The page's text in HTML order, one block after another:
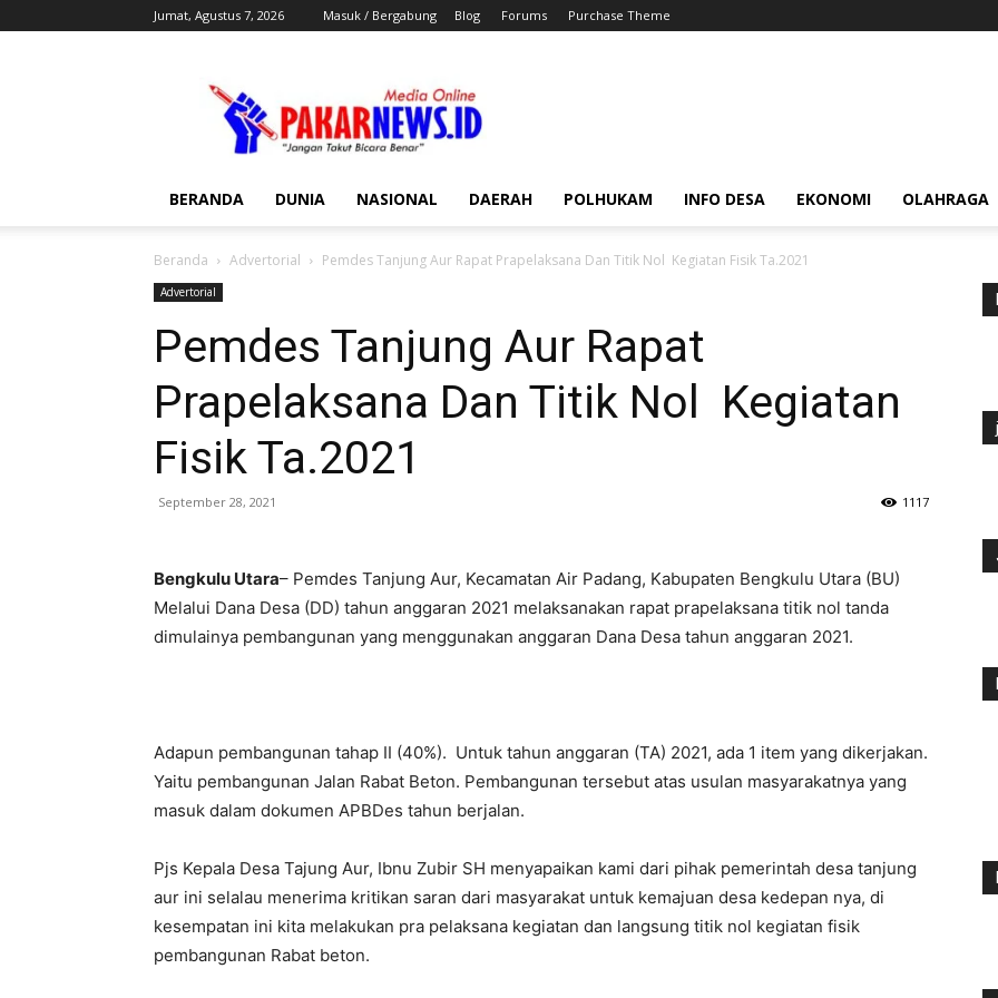
Jumat, Agustus 7, 2026 Masuk / Bergabung Blog Forums Purchase Theme
BERANDA DUNIA NASIONAL DAERAH POLHUKAM INFO DESA EKONOMI OLAHRAGA
Beranda Advertorial Pemdes Tanjung Aur Rapat Prapelaksana Dan Titik Nol Kegiatan Fisik Ta.2021
Advertorial
Pemdes Tanjung Aur Rapat
Prapelaksana Dan Titik Nol Kegiatan
Fisik Ta.2021
September 28, 2021 1117
Bengkulu Utara– Pemdes Tanjung Aur, Kecamatan Air Padang, Kabupaten Bengkulu Utara (BU)
Melalui Dana Desa (DD) tahun anggaran 2021 melaksanakan rapat prapelaksana titik nol tanda
dimulainya pembangunan yang menggunakan anggaran Dana Desa tahun anggaran 2021.
Adapun pembangunan tahap II (40%). Untuk tahun anggaran (TA) 2021, ada 1 item yang dikerjakan.
Yaitu pembangunan Jalan Rabat Beton. Pembangunan tersebut atas usulan masyarakatnya yang
masuk dalam dokumen APBDes tahun berjalan.
Pjs Kepala Desa Tajung Aur, Ibnu Zubir SH menyapaikan kami dari pihak pemerintah desa tanjung
aur ini selalau menerima kritikan saran dari masyarakat untuk kemajuan desa kedepan nya, di
kesempatan ini kita melakukan pra pelaksana kegiatan dan langsung titik nol kegiatan fisik
pembangunan Rabat beton.